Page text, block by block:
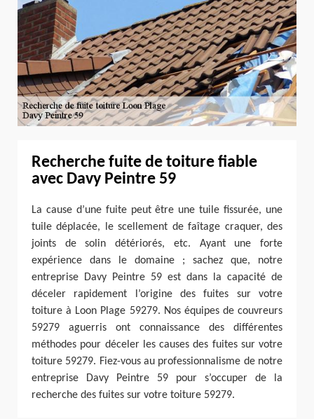
Recherche fuite de toiture fiable
avec Davy Peintre 59
La cause d’une fuite peut être une tuile fissurée, une
tuile déplacée, le scellement de faîtage craquer, des
joints de solin détériorés, etc. Ayant une forte
expérience dans le domaine ; sachez que, notre
entreprise Davy Peintre 59 est dans la capacité de
déceler rapidement l’origine des fuites sur votre
toiture à Loon Plage 59279. Nos équipes de couvreurs
59279 aguerris ont connaissance des différentes
méthodes pour déceler les causes des fuites sur votre
toiture 59279. Fiez-vous au professionnalisme de notre
entreprise Davy Peintre 59 pour s’occuper de la
recherche des fuites sur votre toiture 59279.